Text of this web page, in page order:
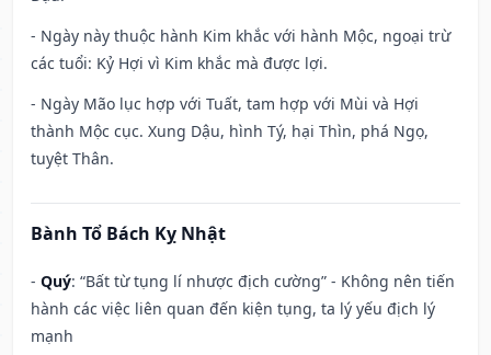
- Ngày này thuộc hành Kim khắc với hành Mộc, ngoại trừ
các tuổi: Kỷ Hợi vì Kim khắc mà được lợi.
- Ngày Mão lục hợp với Tuất, tam hợp với Mùi và Hợi
thành Mộc cục. Xung Dậu, hình Tý, hại Thìn, phá Ngọ,
tuyệt Thân.
Bành Tổ Bách Kỵ Nhật
- Quý: “Bất từ tụng lí nhược địch cường” - Không nên tiến
hành các việc liên quan đến kiện tụng, ta lý yếu địch lý
mạnh